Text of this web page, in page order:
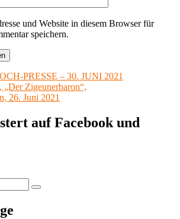
und Website in diesem Browser für
speichern.
PRESSE – 30. JUNI 2021
„Der Zigeunerbaron“,
26. Juni 2021
auf Facebook und
Suchen